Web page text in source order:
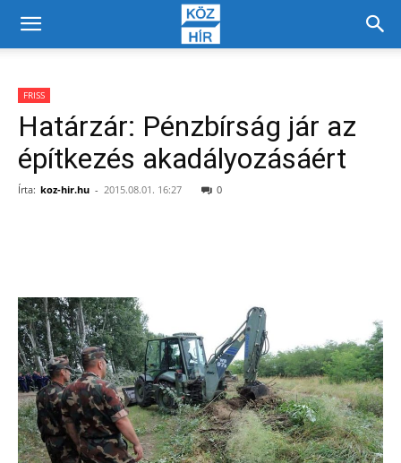
FRISS
Határzár: Pénzbírság jár az
építkezés akadályozásáért
Írta: koz-hir.hu - 2015.08.01. 16:27 0